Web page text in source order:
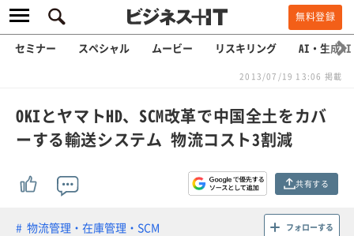
無料登録
セミナー スペシャル ムービー リスキリング AI・生成AI
2013/07/19 13:06 掲載
OKIとヤマトHD、SCM改革で中国全土をカバ
ーする輸送システム 物流コスト3割減
共有する
物流管理・在庫管理・SCM フォローする